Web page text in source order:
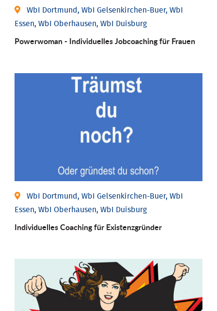
WbI Dortmund, WbI Gelsenkirchen-Buer, WbI
Essen, WbI Oberhausen, WbI Duisburg
Powerwoman - Individu­elles Job­coaching für Frauen
WbI Dortmund, WbI Gelsenkirchen-Buer, WbI
Essen, WbI Oberhausen, WbI Duisburg
Individu­elles Coaching für Existenz­gründer